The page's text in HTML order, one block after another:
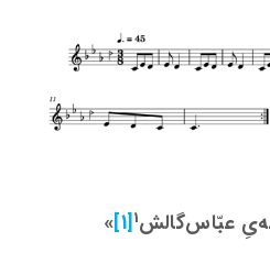
عبّاس‌گالش1
[1]
»